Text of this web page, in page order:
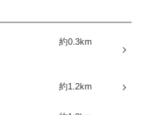
約0.3km
約1.2km